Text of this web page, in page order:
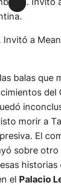
Invitó a
balas que
del
morir a
El
sobre
historias
el Palacio